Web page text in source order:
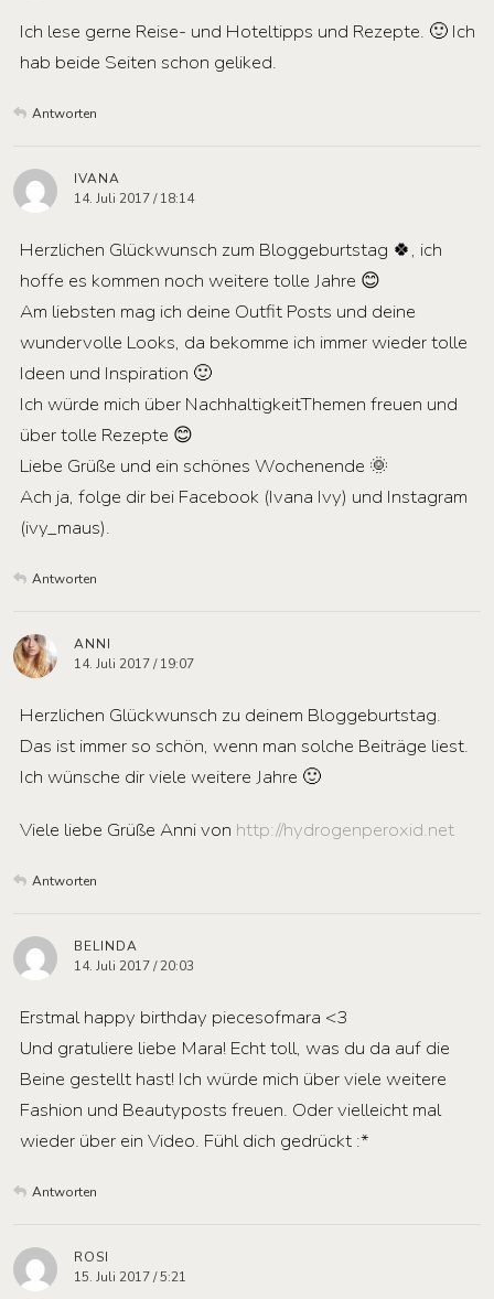
Ich lese gerne Reise- und Hoteltipps und Rezepte. 🙂 Ich
hab beide Seiten schon geliked.
Antworten
IVANA
14. Juli 2017 / 18:14
Herzlichen Glückwunsch zum Bloggeburtstag 🍀, ich
hoffe es kommen noch weitere tolle Jahre 😊
Am liebsten mag ich deine Outfit Posts und deine
wundervolle Looks, da bekomme ich immer wieder tolle
Ideen und Inspiration 🙂
Ich würde mich über NachhaltigkeitThemen freuen und
über tolle Rezepte 😊
Liebe Grüße und ein schönes Wochenende 🌞
Ach ja, folge dir bei Facebook (Ivana Ivy) und Instagram
(ivy_maus).
Antworten
ANNI
14. Juli 2017 / 19:07
Herzlichen Glückwunsch zu deinem Bloggeburtstag.
Das ist immer so schön, wenn man solche Beiträge liest.
Ich wünsche dir viele weitere Jahre 🙂
Viele liebe Grüße Anni von http://hydrogenperoxid.net
Antworten
BELINDA
14. Juli 2017 / 20:03
Erstmal happy birthday piecesofmara <3
Und gratuliere liebe Mara! Echt toll, was du da auf die
Beine gestellt hast! Ich würde mich über viele weitere
Fashion und Beautyposts freuen. Oder vielleicht mal
wieder über ein Video. Fühl dich gedrückt :*
Antworten
ROSI
15. Juli 2017 / 5:21